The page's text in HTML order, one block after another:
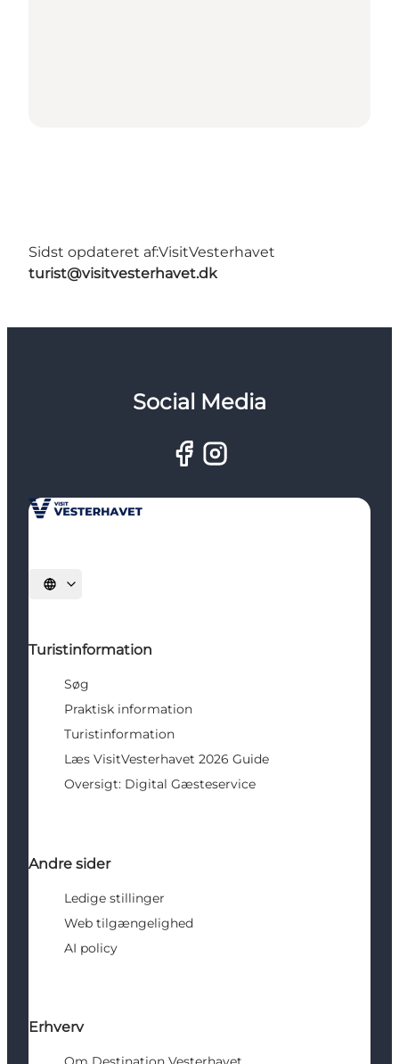
Sidst opdateret af:VisitVesterhavet
turist@visitvesterhavet.dk
Social Media
Vælg sprog
Turistinformation
Søg
Praktisk information
Turistinformation
Læs VisitVesterhavet 2026 Guide
Oversigt: Digital Gæsteservice
Andre sider
Ledige stillinger
Web tilgængelighed
AI policy
Erhverv